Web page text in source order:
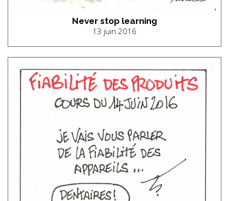
Never stop learning
13 juin 2016